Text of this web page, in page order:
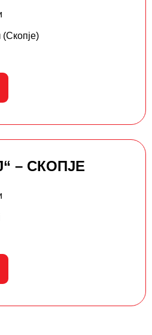
(Скопје)
– СКОПЈЕ